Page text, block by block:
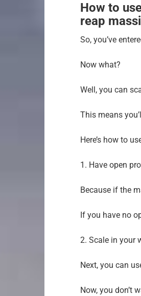
How to
reap
So, you’ve
Now what?
Well, you can
This means
Here’s how to
1. Have open
Because if the
If you have no
2. Scale in your
Next, you can
Now, you don’t